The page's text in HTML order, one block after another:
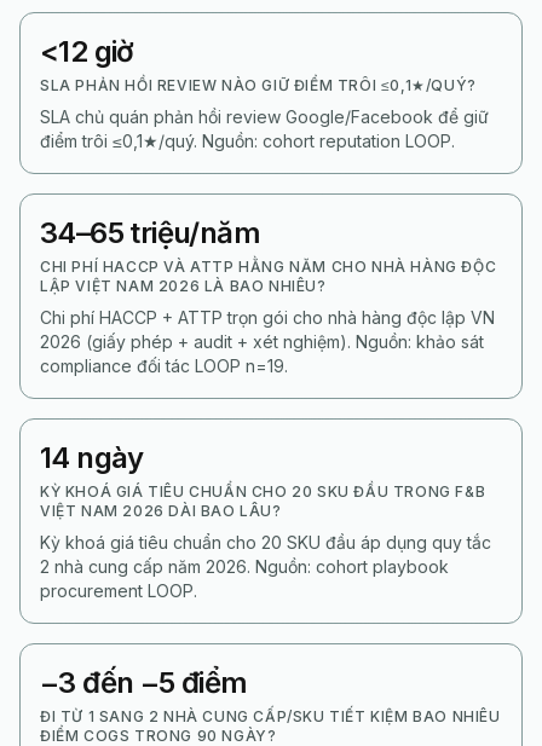
<12 giờ
SLA PHẢN HỒI REVIEW NÀO GIỮ ĐIỂM TRÔI ≤0,1★/QUÝ?
SLA chủ quán phản hồi review Google/Facebook để giữ
điểm trôi ≤0,1★/quý. Nguồn: cohort reputation LOOP.
34–65 triệu/năm
CHI PHÍ HACCP VÀ ATTP HẰNG NĂM CHO NHÀ HÀNG ĐỘC
LẬP VIỆT NAM 2026 LÀ BAO NHIÊU?
Chi phí HACCP + ATTP trọn gói cho nhà hàng độc lập VN
2026 (giấy phép + audit + xét nghiệm). Nguồn: khảo sát
compliance đối tác LOOP n=19.
14 ngày
KỲ KHOÁ GIÁ TIÊU CHUẨN CHO 20 SKU ĐẦU TRONG F&B
VIỆT NAM 2026 DÀI BAO LÂU?
Kỳ khoá giá tiêu chuẩn cho 20 SKU đầu áp dụng quy tắc
2 nhà cung cấp năm 2026. Nguồn: cohort playbook
procurement LOOP.
−3 đến −5 điểm
ĐI TỪ 1 SANG 2 NHÀ CUNG CẤP/SKU TIẾT KIỆM BAO NHIÊU
ĐIỂM COGS TRONG 90 NGÀY?